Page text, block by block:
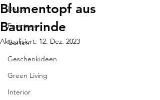
Deko
Feiertage
Garten
Geschenkideen
Green Living
Interior
Blumentopf aus
Baumrinde
Aktualisiert: 12. Dez. 2023